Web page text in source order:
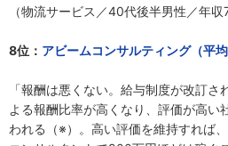
（物流サービス／40代後半男性／年収
8位： アビームコンサルティング（平
「報酬は悪くない。給与制度が改訂
よる報酬比率が高くなり、評価が高い
われる（※）。高い評価を維持すれば